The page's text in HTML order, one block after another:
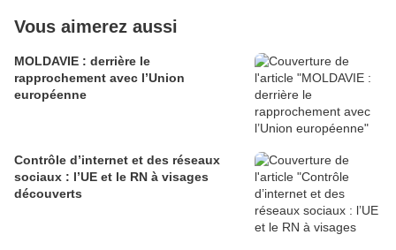
Vous aimerez aussi
MOLDAVIE : derrière le
rapprochement avec l’Union
européenne
Contrôle d’internet et des réseaux
sociaux : l’UE et le RN à visages
découverts